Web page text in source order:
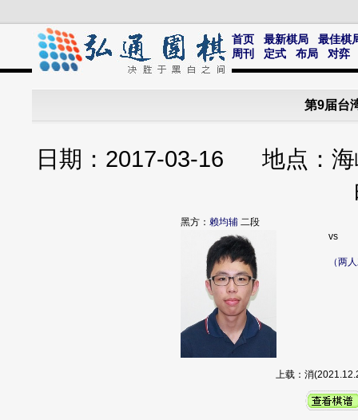
首页 最新棋局
最佳棋
周刊
定式 布局 对弈
第9届台
日期：2017-03-16 地点
黑方： 赖均辅 二段
vs
（两
上载：消